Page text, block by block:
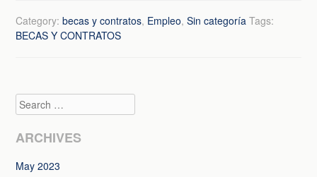
Category:becas y contratos, Empleo,Sin categoría Tags:
BECAS Y CONTRATOS
Search
ARCHIVES
May 2023